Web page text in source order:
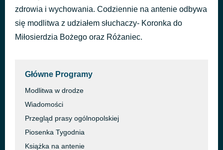
Everest
Vinski
1 godzinę temu
zdrowia i wychowania. Codziennie na antenie odbywa
się modlitwa z udziałem słuchaczy- Koronka do
Miłosierdzia Bożego oraz Różaniec.
Główne Programy
Modlitwa w drodze
Wiadomości
Przegląd prasy ogólnopolskiej
Piosenka Tygodnia
Książka na antenie